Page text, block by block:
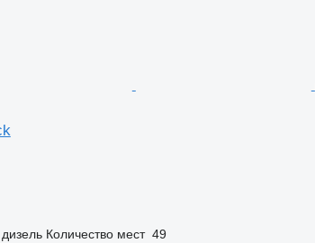
дизель Количество мест 49